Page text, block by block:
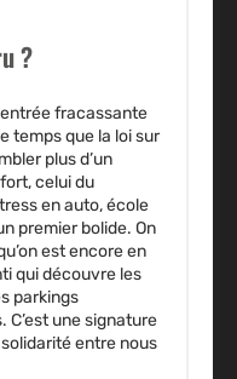
?
fracassante
temps que la loi sur
plus d’un
celui du
en auto, école
premier bolide. On
est encore en
qui découvre les
parkings
une signature
entre nous